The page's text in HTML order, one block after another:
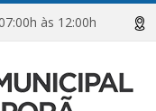
07:00h às 12:00h